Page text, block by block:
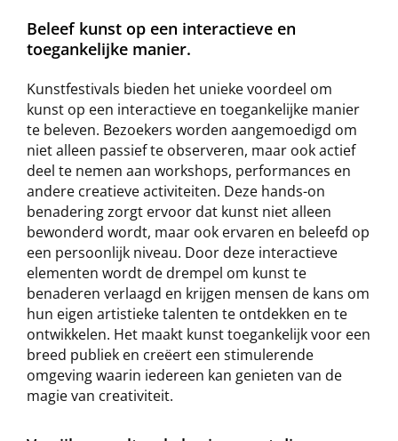
Beleef kunst op een interactieve en
toegankelijke manier.
Kunstfestivals bieden het unieke voordeel om
kunst op een interactieve en toegankelijke manier
te beleven. Bezoekers worden aangemoedigd om
niet alleen passief te observeren, maar ook actief
deel te nemen aan workshops, performances en
andere creatieve activiteiten. Deze hands-on
benadering zorgt ervoor dat kunst niet alleen
bewonderd wordt, maar ook ervaren en beleefd op
een persoonlijk niveau. Door deze interactieve
elementen wordt de drempel om kunst te
benaderen verlaagd en krijgen mensen de kans om
hun eigen artistieke talenten te ontdekken en te
ontwikkelen. Het maakt kunst toegankelijk voor een
breed publiek en creëert een stimulerende
omgeving waarin iedereen kan genieten van de
magie van creativiteit.